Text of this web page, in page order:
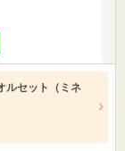
ルセット（ミネ